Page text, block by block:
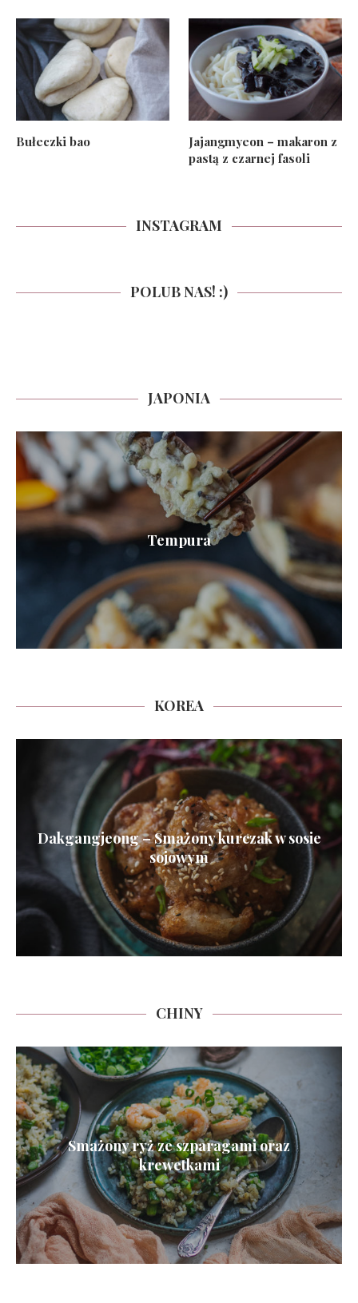
Bułeczki bao
Jajangmyeon – makaron z
pastą z czarnej fasoli
INSTAGRAM
POLUB NAS! :)
JAPONIA
Tempura
KOREA
Dakgangjeong – Smażony kurczak w sosie
sojowym
CHINY
Smażony ryż ze szparagami oraz
krewetkami